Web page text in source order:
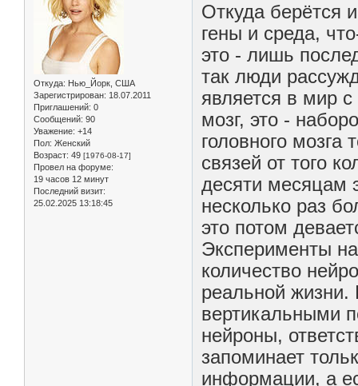
Откуда: Нью_Йорк, США
Зарегистрирован: 18.07.2011
Приглашений: 0
Сообщений: 90
Уважение: +14
Пол: Женский
Возраст: 49 [1976-08-17]
Провел на форуме:
19 часов 12 минут
Последний визит:
25.02.2025 13:18:45
Откуда берётся
гены и среда,
это - лишь
так люди
является в мир
мозг, это -
головного мозга
связей от того
десяти месяцам
несколько раз
это потом
Эксперименты
количество
реальной
вертикальными
нейроны,
запоминает
информации, а